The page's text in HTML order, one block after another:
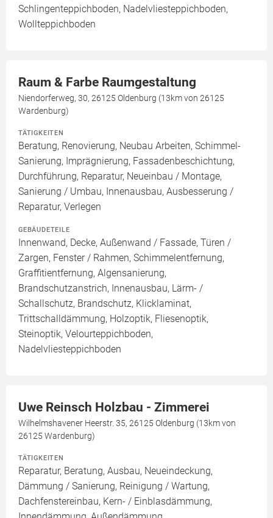
Schlingenteppichboden, Nadelvliesteppichboden,
Wollteppichboden
Raum & Farbe Raumgestaltung
Niendorferweg, 30, 26125 Oldenburg (13km von 26125
Wardenburg)
TÄTIGKEITEN
Beratung, Renovierung, Neubau Arbeiten, Schimmel-
Sanierung, Imprägnierung, Fassadenbeschichtung,
Durchführung, Reparatur, Neueinbau / Montage,
Sanierung / Umbau, Innenausbau, Ausbesserung /
Reparatur, Verlegen
GEBÄUDETEILE
Innenwand, Decke, Außenwand / Fassade, Türen /
Zargen, Fenster / Rahmen, Schimmelentfernung,
Graffitientfernung, Algensanierung,
Brandschutzanstrich, Innenausbau, Lärm- /
Schallschutz, Brandschutz, Klicklaminat,
Trittschalldämmung, Holzoptik, Fliesenoptik,
Steinoptik, Velourteppichboden,
Nadelvliesteppichboden
Uwe Reinsch Holzbau - Zimmerei
Wilhelmshavener Heerstr. 35, 26125 Oldenburg (13km von
26125 Wardenburg)
TÄTIGKEITEN
Reparatur, Beratung, Ausbau, Neueindeckung,
Dämmung / Sanierung, Reinigung / Wartung,
Dachfenstereinbau, Kern- / Einblasdämmung,